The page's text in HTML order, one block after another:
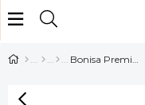
Bonisa Premium Turtle Kaplumbağa Yemi 100 ml